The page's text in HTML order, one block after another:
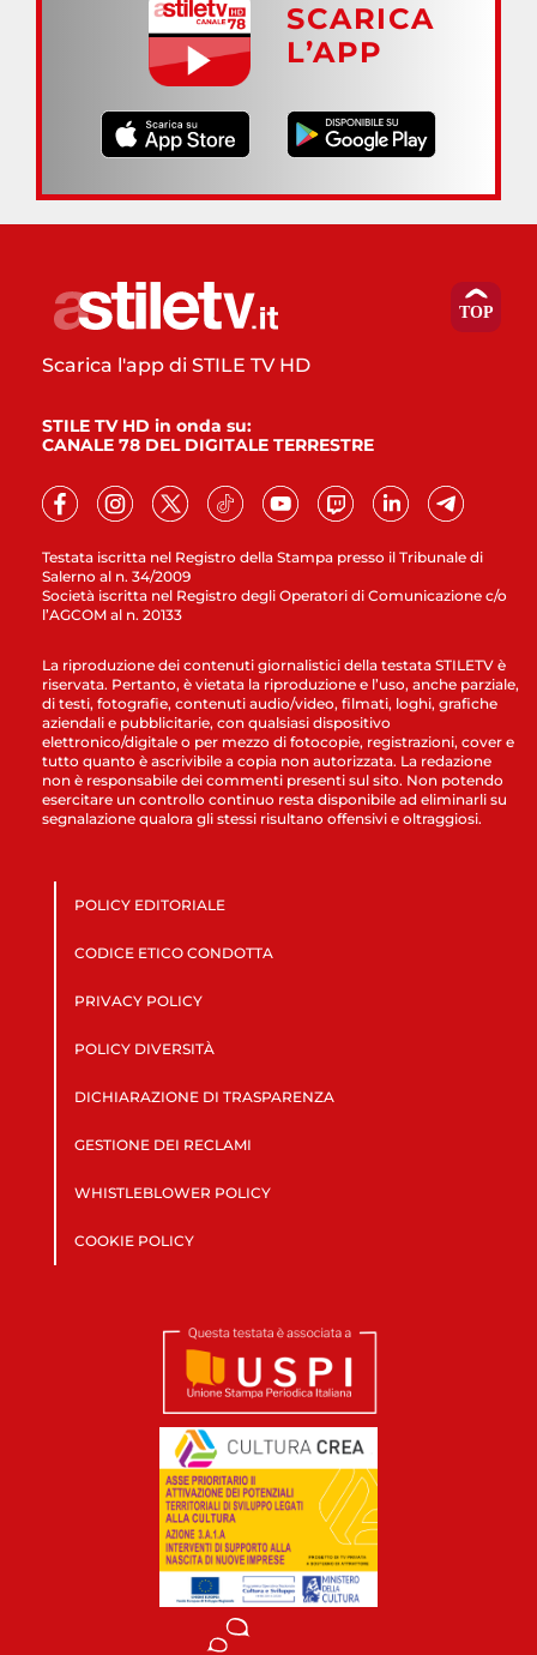
SCARICA
L’APP
Testata iscritta nel Registro della Stampa presso il Tribunale di
Salerno al n. 34/2009
Società iscritta nel Registro degli Operatori di Comunicazione c/o
l’AGCOM al n. 20133
Scarica l'app di STILE TV HD
STILE TV HD in onda su:
CANALE 78 DEL DIGITALE TERRESTRE
La riproduzione dei contenuti giornalistici della testata STILETV è
riservata. Pertanto, è vietata la riproduzione e l’uso, anche parziale,
di testi, fotografie, contenuti audio/video, filmati, loghi, grafiche
aziendali e pubblicitarie, con qualsiasi dispositivo
elettronico/digitale o per mezzo di fotocopie, registrazioni, cover e
tutto quanto è ascrivibile a copia non autorizzata. La redazione
non è responsabile dei commenti presenti sul sito. Non potendo
esercitare un controllo continuo resta disponibile ad eliminarli su
segnalazione qualora gli stessi risultano offensivi e oltraggiosi.
POLICY EDITORIALE
CODICE ETICO CONDOTTA
PRIVACY POLICY
POLICY DIVERSITÀ
DICHIARAZIONE DI TRASPARENZA
GESTIONE DEI RECLAMI
WHISTLEBLOWER POLICY
COOKIE POLICY